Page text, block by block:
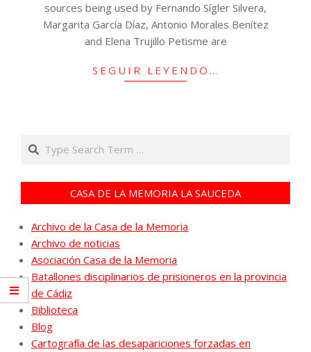
sources being used by Fernando Sígler Silvera,
Margarita García Díaz, Antonio Morales Benítez
and Elena Trujillo Petisme are
SEGUIR LEYENDO…
Search
CASA DE LA MEMORIA LA SAUCEDA
Archivo de la Casa de la Memoria
Archivo de noticias
Asociación Casa de la Memoria
Batallones disciplinarios de prisioneros en la provincia
de Cádiz
Biblioteca
Blog
Cartografía de las desapariciones forzadas en